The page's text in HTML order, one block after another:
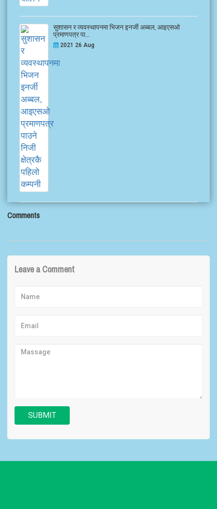
सुशासन र व्यवस्थापनमा भिजन इनर्जी अब्बल, आइएसओ
प्रमाणपत्र पा...
2021 26 Aug
Comments
Leave a Comment
SUBMIT